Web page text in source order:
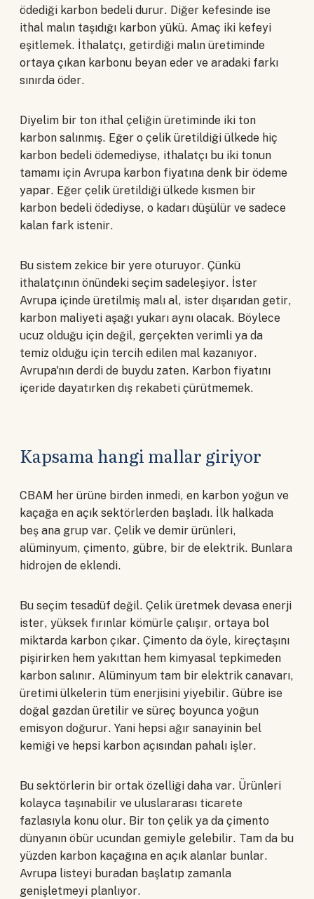
ödediği karbon bedeli durur. Diğer kefesinde ise
ithal malın taşıdığı karbon yükü. Amaç iki kefeyi
eşitlemek. İthalatçı, getirdiği malın üretiminde
ortaya çıkan karbonu beyan eder ve aradaki farkı
sınırda öder.
Diyelim bir ton ithal çeliğin üretiminde iki ton
karbon salınmış. Eğer o çelik üretildiği ülkede hiç
karbon bedeli ödemediyse, ithalatçı bu iki tonun
tamamı için Avrupa karbon fiyatına denk bir ödeme
yapar. Eğer çelik üretildiği ülkede kısmen bir
karbon bedeli ödediyse, o kadarı düşülür ve sadece
kalan fark istenir.
Bu sistem zekice bir yere oturuyor. Çünkü
ithalatçının önündeki seçim sadeleşiyor. İster
Avrupa içinde üretilmiş malı al, ister dışarıdan getir,
karbon maliyeti aşağı yukarı aynı olacak. Böylece
ucuz olduğu için değil, gerçekten verimli ya da
temiz olduğu için tercih edilen mal kazanıyor.
Avrupa'nın derdi de buydu zaten. Karbon fiyatını
içeride dayatırken dış rekabeti çürütmemek.
Kapsama hangi mallar giriyor
CBAM her ürüne birden inmedi, en karbon yoğun ve
kaçağa en açık sektörlerden başladı. İlk halkada
beş ana grup var. Çelik ve demir ürünleri,
alüminyum, çimento, gübre, bir de elektrik. Bunlara
hidrojen de eklendi.
Bu seçim tesadüf değil. Çelik üretmek devasa enerji
ister, yüksek fırınlar kömürle çalışır, ortaya bol
miktarda karbon çıkar. Çimento da öyle, kireçtaşını
pişirirken hem yakıttan hem kimyasal tepkimeden
karbon salınır. Alüminyum tam bir elektrik canavarı,
üretimi ülkelerin tüm enerjisini yiyebilir. Gübre ise
doğal gazdan üretilir ve süreç boyunca yoğun
emisyon doğurur. Yani hepsi ağır sanayinin bel
kemiği ve hepsi karbon açısından pahalı işler.
Bu sektörlerin bir ortak özelliği daha var. Ürünleri
kolayca taşınabilir ve uluslararası ticarete
fazlasıyla konu olur. Bir ton çelik ya da çimento
dünyanın öbür ucundan gemiyle gelebilir. Tam da bu
yüzden karbon kaçağına en açık alanlar bunlar.
Avrupa listeyi buradan başlatıp zamanla
genişletmeyi planlıyor.